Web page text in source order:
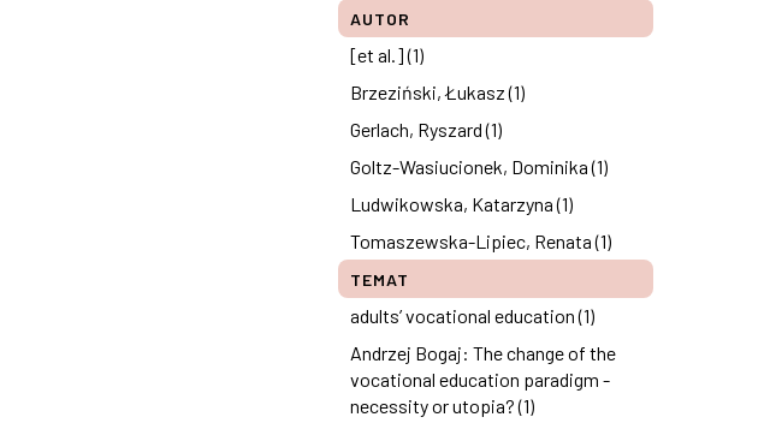
AUTOR
[et al.] (1)
Brzeziński, Łukasz (1)
Gerlach, Ryszard (1)
Goltz-Wasiucionek, Dominika (1)
Ludwikowska, Katarzyna (1)
Tomaszewska-Lipiec, Renata (1)
TEMAT
adults’ vocational education (1)
Andrzej Bogaj: The change of the
vocational education paradigm -
necessity or utopia? (1)